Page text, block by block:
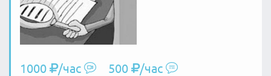
1000 /час 500 /час